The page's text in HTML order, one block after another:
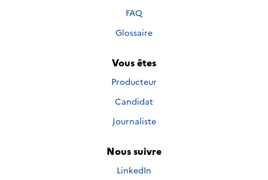
FAQ
Glossaire
Vous êtes
Producteur
Candidat
Journaliste
Nous suivre
Nous suivre sur
LinkedIn